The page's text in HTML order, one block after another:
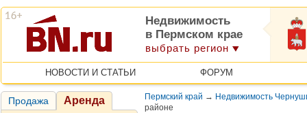
Недвижимость
в Пермском крае
выбрать регион
НОВОСТИ И СТАТЬИ ФОРУМ
Продажа Аренда Пермский край → Недвижимость
районе